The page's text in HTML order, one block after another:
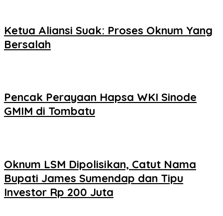
Ketua Aliansi Suak: Proses Oknum Yang
Bersalah
Pencak Perayaan Hapsa WKI Sinode
GMIM di Tombatu
Oknum LSM Dipolisikan, Catut Nama
Bupati James Sumendap dan Tipu
Investor Rp 200 Juta